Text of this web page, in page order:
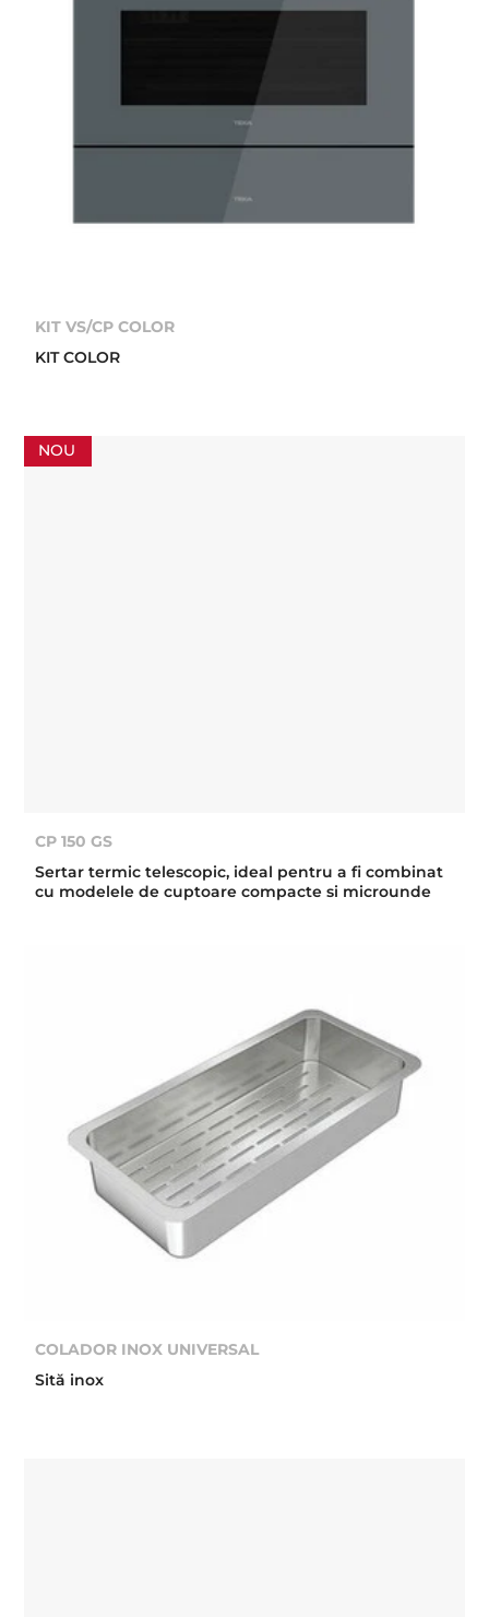
KIT VS/CP COLOR
KIT COLOR
NOU
CP 150 GS
Sertar termic telescopic, ideal pentru a fi combinat
cu modelele de cuptoare compacte si microunde
COLADOR INOX UNIVERSAL
Sită inox